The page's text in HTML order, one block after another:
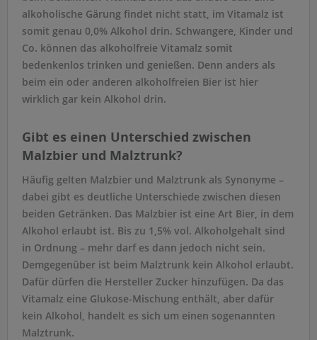
alkoholische Gärung findet nicht statt, im Vitamalz ist
somit genau 0,0% Alkohol drin. Schwangere, Kinder und
Co. können das alkoholfreie Vitamalz somit
bedenkenlos trinken und genießen. Denn anders als
beim ein oder anderen alkoholfreien Bier ist hier
wirklich gar kein Alkohol drin.
Gibt es einen Unterschied zwischen
Malzbier und Malztrunk?
Häufig gelten Malzbier und Malztrunk als Synonyme –
dabei gibt es deutliche Unterschiede zwischen diesen
beiden Getränken. Das Malzbier ist eine Art Bier, in dem
Alkohol erlaubt ist. Bis zu 1,5% vol. Alkoholgehalt sind
in Ordnung – mehr darf es dann jedoch nicht sein.
Demgegenüber ist beim Malztrunk kein Alkohol erlaubt.
Dafür dürfen die Hersteller Zucker hinzufügen. Da das
Vitamalz eine Glukose-Mischung enthält, aber dafür
kein Alkohol, handelt es sich um einen sogenannten
Malztrunk.